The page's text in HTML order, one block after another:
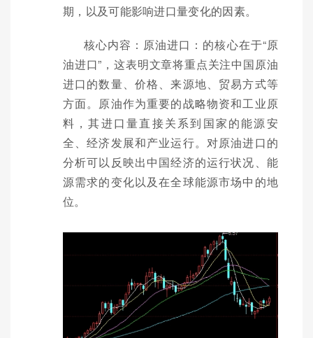
期，以及可能影响进口量变化的因素。
核心内容：原油进口：的核心在于“原
油进口”，这表明文章将重点关注中国原油
进口的数量、价格、来源地、贸易方式等
方面。原油作为重要的战略物资和工业原
料，其进口量直接关系到国家的能源安
全、经济发展和产业运行。对原油进口的
分析可以反映出中国经济的运行状况、能
源需求的变化以及在全球能源市场中的地
位。